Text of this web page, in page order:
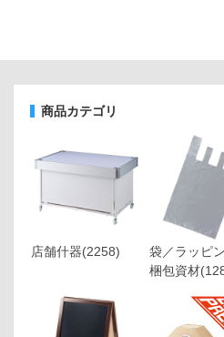
商品カテゴリ
店舗什器(2258)
袋／ラッピ
梱包資材